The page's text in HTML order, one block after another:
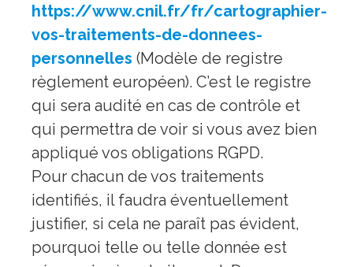
https://www.cnil.fr/fr/cartographier-
vos-traitements-de-donnees-
personnelles (Modèle de registre
règlement européen). C’est le registre
qui sera audité en cas de contrôle et
qui permettra de voir si vous avez bien
appliqué vos obligations RGPD.
Pour chacun de vos traitements
identifiés, il faudra éventuellement
justifier, si cela ne paraît pas évident,
pourquoi telle ou telle donnée est